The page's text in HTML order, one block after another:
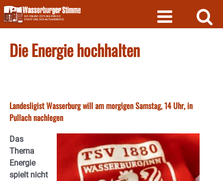
Skip
to
content
Die Energie hochhalten
Landesligist Wasserburg will am morgigen Samstag, 14 Uhr, in
Pullach nachlegen
Das
Thema
Energie
spielt nicht